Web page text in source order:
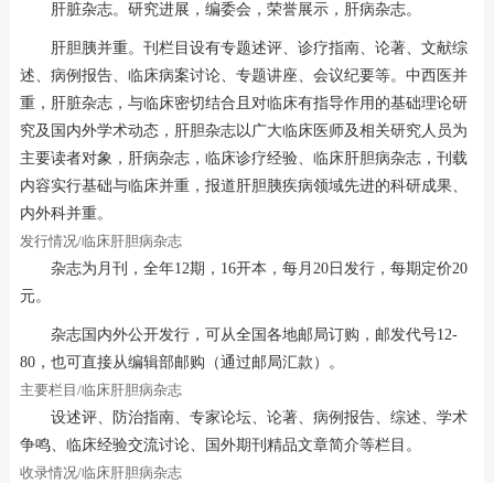
肝脏杂志。研究进展，编委会，荣誉展示，肝病杂志。
肝胆胰并重。刊栏目设有专题述评、诊疗指南、论著、文献综
述、病例报告、临床病案讨论、专题讲座、会议纪要等。中西医并
重，肝脏杂志，与临床密切结合且对临床有指导作用的基础理论研
究及国内外学术动态，肝胆杂志以广大临床医师及相关研究人员为
主要读者对象，肝病杂志，临床诊疗经验、临床肝胆病杂志，刊载
内容实行基础与临床并重，报道肝胆胰疾病领域先进的科研成果、
内外科并重。
发行情况/临床肝胆病杂志
杂志为月刊，全年12期，16开本，每月20日发行，每期定价20
元。
杂志国内外公开发行，可从全国各地邮局订购，邮发代号12-
80，也可直接从编辑部邮购（通过邮局汇款）。
主要栏目/临床肝胆病杂志
设述评、防治指南、专家论坛、论著、病例报告、综述、学术
争鸣、临床经验交流讨论、国外期刊精品文章简介等栏目。
收录情况/临床肝胆病杂志